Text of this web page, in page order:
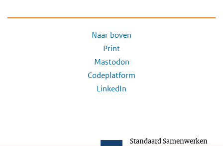
Naar boven
Print
Mastodon
Codeplatform
LinkedIn
Standaard Samenwerken